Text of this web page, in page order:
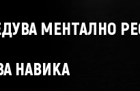
МЕНТАЛНО
НАВИКА